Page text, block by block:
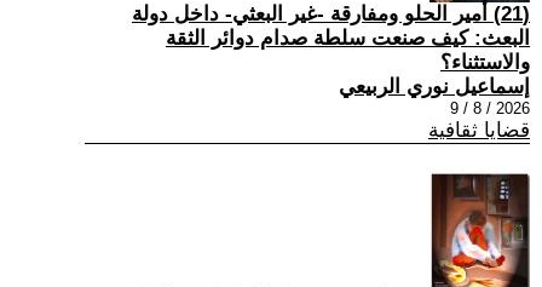
(21) أمير الحلو ومفارقة -غير البعثي- داخل دولة
البعث: كيف صنعت سلطة صدام دوائر الثقة
والاستثناء؟
إسماعيل نوري الربيعي
2026 / 8 / 9
قضايا ثقافية